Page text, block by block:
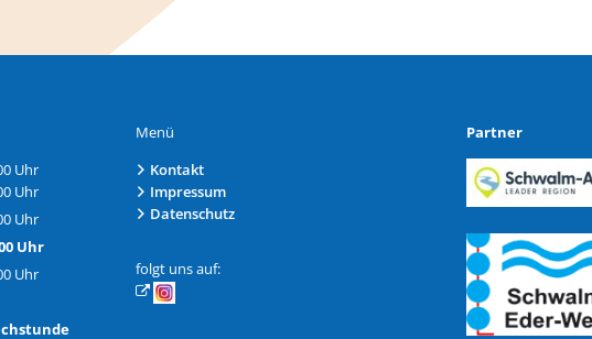
Uhr
12:00 Uhr
Uhr
18:00 Uhr
Uhr
12:00 Uhr
Uhr
12:00 Uhr
Uhr
Menü
Kontakt
Impressum
Datenschutz
folgt uns auf:
Partner